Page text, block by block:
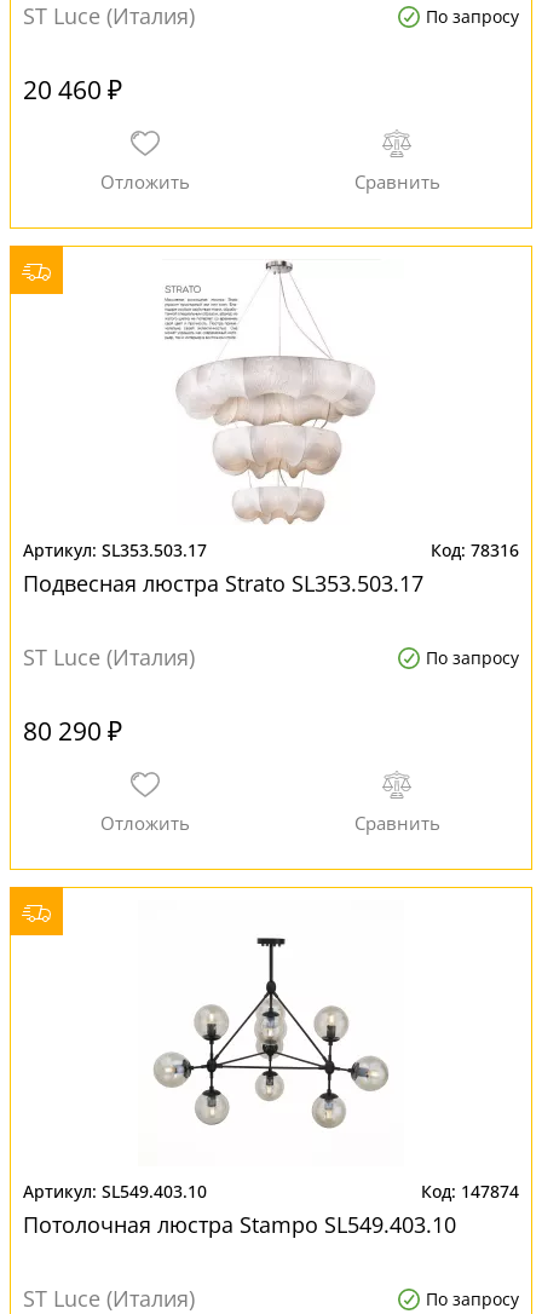
ST Luce (Италия) По запросу
20 460 ₽
SL353.503.17 78316
Подвесная люстра Strato SL353.503.17
ST Luce (Италия) По запросу
80 290 ₽
SL549.403.10 147874
Потолочная люстра Stampo SL549.403.10
ST Luce (Италия) По запросу